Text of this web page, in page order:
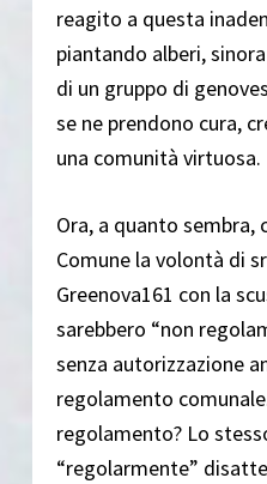
reagito a questa
piantando alberi,
di un gruppo di
se ne prendono cura,
una comunità virtuosa.
Ora, a quanto sembra,
Comune la volontà di
Greenova161 con la
sarebbero “non
senza autorizzazione
regolamento
regolamento? Lo
“regolarmente”